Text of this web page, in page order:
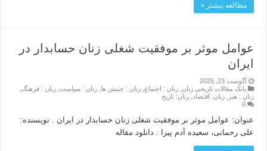
مطالعه بیشتر »
عوامل موثر بر موفقیت شغلی زنان حسابدار در
ایران
آگوست 23, 2025
بانک مقالات تاریخی زنان ,زنان : اجتماع ,زنان : جنبش ها ,زنان : سیاست ,زنان : فرهنگ
زنان : هنر
,زنان: اقتصاد ,زنان: تاریخ
0
عنوان: عوامل موثر بر موفقیت شغلی زنان حسابدار در ایران . نویسنده:
علی رحمانی، سعیده آدم پیرا . دانلود مقاله